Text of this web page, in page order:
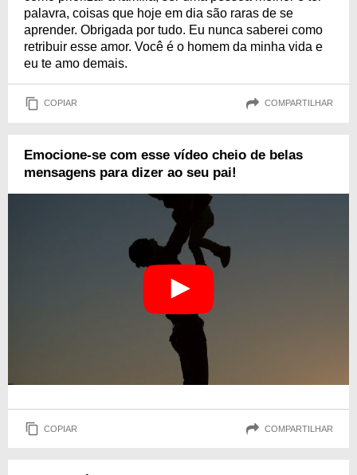
palavra, coisas que hoje em dia são raras de se
aprender. Obrigada por tudo. Eu nunca saberei como
retribuir esse amor. Você é o homem da minha vida e
eu te amo demais.
COPIAR COMPARTILHAR
Emocione-se com esse vídeo cheio de belas
mensagens para dizer ao seu pai!
COPIAR COMPARTILHAR